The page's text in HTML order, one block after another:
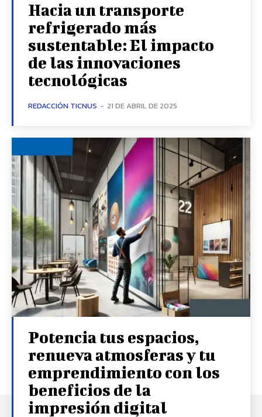
Hacia un transporte
refrigerado más
sustentable: El impacto
de las innovaciones
tecnológicas
REDACCIÓN TICNUS - 21 DE ABRIL DE 2025
Potencia tus espacios,
renueva atmosferas y tu
emprendimiento con los
beneficios de la
impresión digital